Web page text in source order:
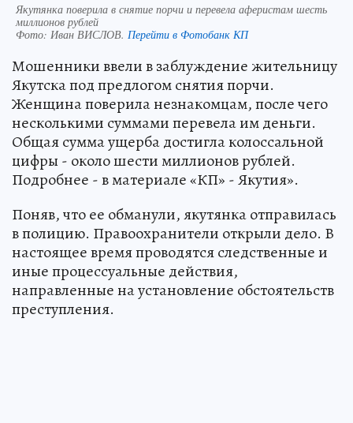
Якутянка поверила в снятие порчи и перевела аферистам шесть
миллионов рублей
Фото: Иван ВИСЛОВ. Перейти в Фотобанк КП
Мошенники ввели в заблуждение жительницу
Якутска под предлогом снятия порчи.
Женщина поверила незнакомцам, после чего
несколькими суммами перевела им деньги.
Общая сумма ущерба достигла колоссальной
цифры - около шести миллионов рублей.
Подробнее - в материале «КП» - Якутия».
Поняв, что ее обманули, якутянка отправилась
в полицию. Правоохранители открыли дело. В
настоящее время проводятся следственные и
иные процессуальные действия,
направленные на установление обстоятельств
преступления.